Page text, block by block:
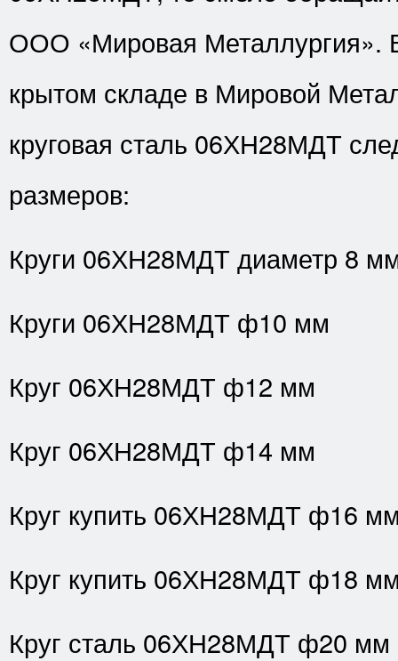
ООО «Мировая Металлургия».
крытом складе в Мировой
круговая сталь 06ХН28МДТ
размеров:
Круги 06ХН28МДТ диаметр 8
Круги 06ХН28МДТ ф10 мм
Круг 06ХН28МДТ ф12 мм
Круг 06ХН28МДТ ф14 мм
Круг купить 06ХН28МДТ ф16
Круг купить 06ХН28МДТ ф18
Круг сталь 06ХН28МДТ ф20 мм